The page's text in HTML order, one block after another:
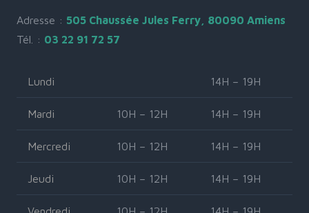
Adresse : 505 Chaussée Jules Ferry, 80090 Amiens
Tél. : 03 22 91 72 57
Lundi 14H – 19H
Mardi 10H – 12H 14H – 19H
Mercredi 10H – 12H 14H – 19H
Jeudi 10H – 12H 14H – 19H